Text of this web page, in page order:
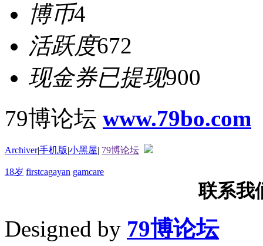
博币4
活跃度672
现金券已提现900
79博论坛 www.79bo.com
Archiver|手机版|小黑屋| 79博论坛
18岁 firstcagayan gamcare
联系我
Designed by 79博论坛